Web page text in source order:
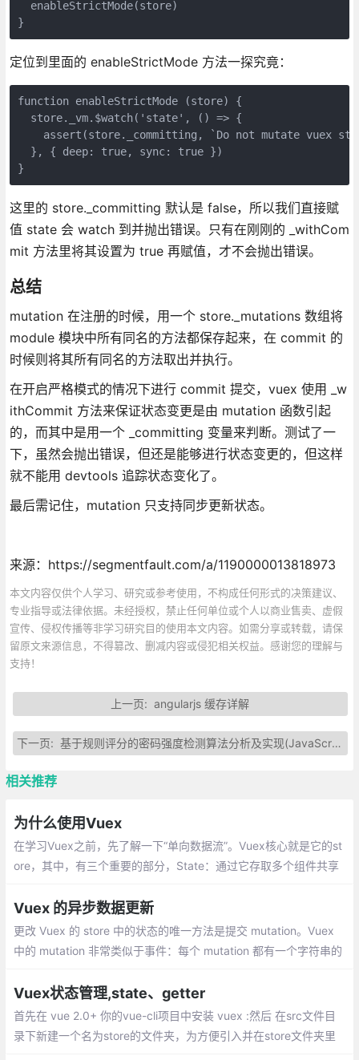
  enableStrictMode(store)
}
定位到里面的 enableStrictMode 方法一探究竟：
function enableStrictMode (store) {
  store._vm.$watch('state', () => {
assert(store._committing, `Do not mutate vuex
  }, { deep: true, sync: true })
}
这里的 store._committing 默认是 false，所以我们直接赋
值 state 会 watch 到并抛出错误。只有在刚刚的 _withCom
mit 方法里将其设置为 true 再赋值，才不会抛出错误。
总结
mutation 在注册的时候，用一个 store._mutations 数组将
module 模块中所有同名的方法都保存起来，在 commit 的
时候则将其所有同名的方法取出并执行。
在开启严格模式的情况下进行 commit 提交，vuex 使用 _w
ithCommit 方法来保证状态变更是由 mutation 函数引起
的，而其中是用一个 _committing 变量来判断。测试了一
下，虽然会抛出错误，但还是能够进行状态变更的，但这样
就不能用 devtools 追踪状态变化了。
最后需记住，mutation 只支持同步更新状态。
来源：https://segmentfault.com/a/1190000013818973
本文内容仅供个人学习、研究或参考使用，不构成任何形式的决策建议、
专业指导或法律依据。未经授权，禁止任何单位或个人以商业售卖、虚假
宣传、侵权传播等非学习研究目的使用本文内容。如需分享或转载，请保
留原文来源信息，不得篡改、删减内容或侵犯相关权益。感谢您的理解与
支持！
上一页:angularjs 缓存详解
下一页:基于规则评分的密码强度检测算法分析及实现(JavaScript)
相关推荐
为什么使用Vuex
在学习Vuex之前，先了解一下“单向数据流”。Vuex核心就是它的st
ore，其中，有三个重要的部分，State：通过它存取多个组件共享
ation，可以包含任意异步操作这一步不是必要的。
Vuex 的异步数据更新
更改 Vuex 的 store 中的状态的唯一方法是提交 mutation。Vuex
中的 mutation 非常类似于事件：每个 mutation 都有一个字符串的
们实际进行状态更改的地方，并且它会接受 state 作为第一个参数
mutation 是同步执行，不是异步执行。
Vuex状态管理,state、getter
首先在 vue 2.0+ 你的vue-cli项目中安装 vuex :然后 在src文件目
录下新建一个名为store的文件夹，为方便引入并在store文件夹里